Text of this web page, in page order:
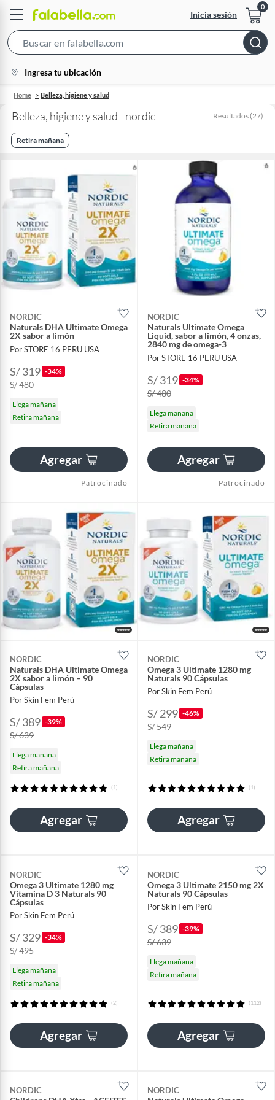
Inicia sesión
Bar
location-
icon
Ingresa tu ubicación
Home Belleza, higiene y salud
Belleza, higiene y salud - nordic Resultados (27)
Retira mañana
NORDIC
Naturals DHA Ultimate Omega
2X sabor a limón
Por STORE 16 PERU USA
S/ 319 -34%
S/ 480
Llega mañana
Retira mañana
Agregar
Patrocinado
NORDIC
Naturals Ultimate Omega
Liquid, sabor a limón, 4 onzas,
2840 mg de omega-3
Por STORE 16 PERU USA
S/ 319 -34%
S/ 480
Llega mañana
Retira mañana
Agregar
Patrocinado
NORDIC
Naturals DHA Ultimate Omega
2X sabor a limón – 90
Cápsulas
Por Skin Fem Perú
S/ 389 -39%
S/ 639
Llega mañana
Retira mañana
(1)
Agregar
NORDIC
Omega 3 Ultimate 1280 mg
Naturals 90 Cápsulas
Por Skin Fem Perú
S/ 299 -46%
S/ 549
Llega mañana
Retira mañana
(1)
Agregar
NORDIC
Omega 3 Ultimate 1280 mg
Vitamina D 3 Naturals 90
Cápsulas
Por Skin Fem Perú
S/ 329 -34%
S/ 495
Llega mañana
Retira mañana
(2)
Agregar
NORDIC
Omega 3 Ultimate 2150 mg 2X
Naturals 90 Cápsulas
Por Skin Fem Perú
S/ 389 -39%
S/ 639
Llega mañana
Retira mañana
(112)
Agregar
NORDIC NORDIC